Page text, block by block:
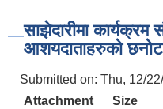
साझेदारीमा कार्यक्रम
आशयदाताहरुको
Submitted on: Thu, 12/
Attachment
Size